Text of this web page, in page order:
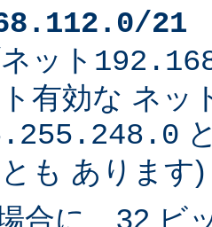
21
ット
有効な ネッ
も あります)
合に、32 ビ